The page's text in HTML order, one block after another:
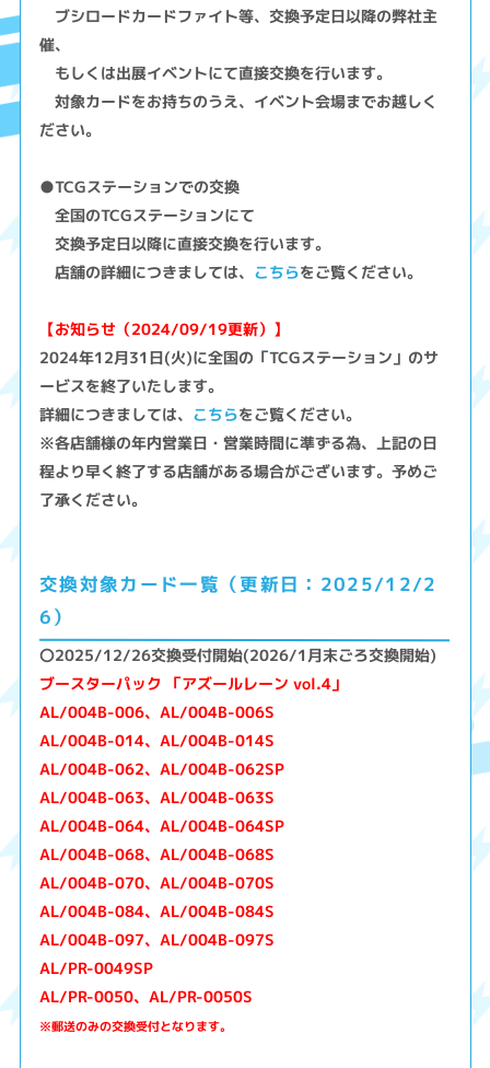
ブシロードカードファイト等、交換予定日以降の弊社主
催、
もしくは出展イベントにて直接交換を行います。
対象カードをお持ちのうえ、イベント会場までお越しく
ださい。
●TCGステーションでの交換
全国のTCGステーションにて
交換予定日以降に直接交換を行います。
店舗の詳細につきましては、 こちらをご覧ください。
【お知らせ（2024/09/19更新）】
2024年12月31日(火)に全国の「TCGステーション」のサ
ービスを終了いたします。
詳細につきましては、 こちらをご覧ください。
※各店舗様の年内営業日・営業時間に準ずる為、上記の日
程より早く終了する店舗がある場合がございます。予めご
了承ください。
交換対象カード一覧（更新日：2025/12/2
6）
〇2025/12/26交換受付開始(2026/1月末ごろ交換開始)
ブースターパック 「アズールレーン vol.4」
AL/004B-006、AL/004B-006S
AL/004B-014、AL/004B-014S
AL/004B-062、AL/004B-062SP
AL/004B-063、AL/004B-063S
AL/004B-064、AL/004B-064SP
AL/004B-068、AL/004B-068S
AL/004B-070、AL/004B-070S
AL/004B-084、AL/004B-084S
AL/004B-097、AL/004B-097S
AL/PR-0049SP
AL/PR-0050、AL/PR-0050S
※郵送のみの交換受付となります。